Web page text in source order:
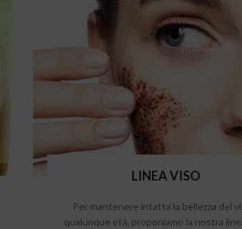
LINEA VISO
Per mantenere intatta la bellezza del
qualunque età, proponiamo la nostra